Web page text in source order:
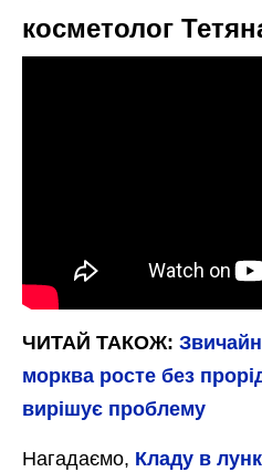
косметолог
ЧИТАЙ ТАКОЖ:
морква росте без
вирішує проблему
Нагадаємо, Кладу в